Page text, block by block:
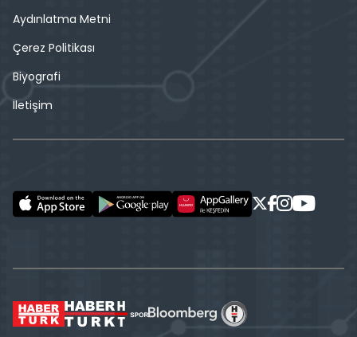
Aydınlatma Metni
Çerez Politikası
Biyografi
İletişim